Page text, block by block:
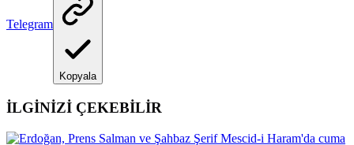
Telegram
Kopyala
İLGİNİZİ ÇEKEBİLİR